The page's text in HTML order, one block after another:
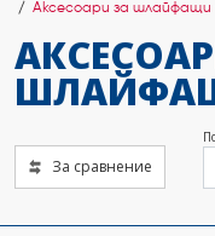
Аксесоари за
За сравнение